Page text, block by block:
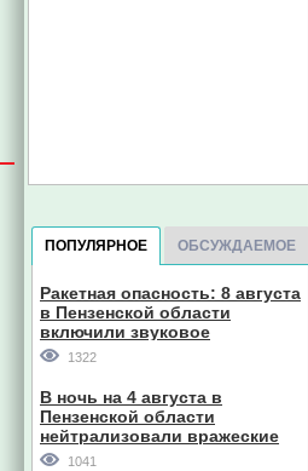
ПОПУЛЯРНОЕ ОБСУЖДАЕМОЕ
Ракетная опасность: 8 августа
в Пензенской области
включили звуковое
оповещение
1322
В ночь на 4 августа в
Пензенской области
нейтрализовали вражеские
дроны
1041